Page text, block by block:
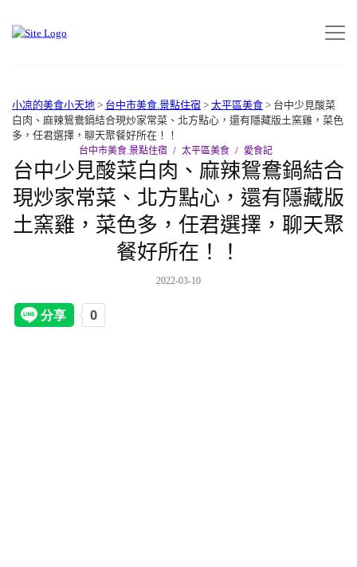
小凉的美食小天地 > 台中市美食.景點住宿 > 太平區美食 > 台中少見酸菜
白肉、麻辣鴛鴦鍋結合現炒家常菜、北方點心，還有隱藏版土窯雞，菜色
多，任君選擇，聊天聚餐好所在！！
台中市美食.景點住宿 太平區美食 愛食記
台中少見酸菜白肉、麻辣鴛鴦鍋結合
現炒家常菜、北方點心，還有隱藏版
土窯雞，菜色多，任君選擇，聊天聚
餐好所在！！
2022-03-10